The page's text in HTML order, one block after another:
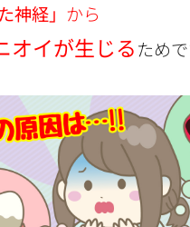
神経」 から
オイが生じるためで